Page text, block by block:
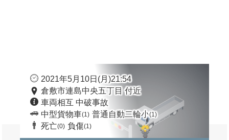
2021年5月10日(月)21:54
倉敷市連島中央五丁目 付近
車両相互 中破事故
中型貨物車(1) 普通自動二輪小(1)
死亡(0) 負傷(1)